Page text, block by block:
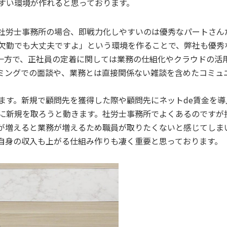
環境が作れると思っております。
士事務所の場合、即戦力化しやすいのは優秀なパートさ
でも大丈夫ですよ」という環境を作ることで、弊社も優
で、正社員の定着に関しては業務の仕組化やクラウドの
グでの面談や、業務とは直接関係ない雑談を含めたコミ
。新規で顧問先を獲得した際や顧問先にネットde賃金を
規を取ろうと動きます。社労士事務所でよくあるのです
えると業務が増えるため職員が取りたくないと感じてし
の収入も上がる仕組み作りも凄く重要と思っております。